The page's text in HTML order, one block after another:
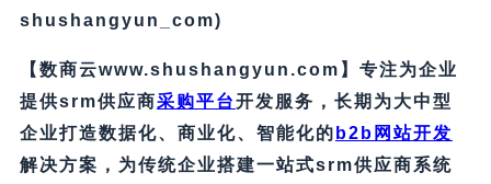
shushangyun_com)
【数商云www.shushangyun.com】专注为企业
提供srm供应商采购平台开发服务，长期为大中型
企业打造数据化、商业化、智能化的 b2b网站开发
解决方案，为传统企业搭建一站式srm供应商系统